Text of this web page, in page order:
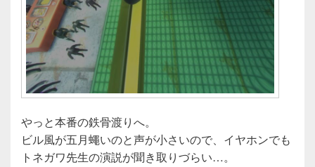
やっと本番の鉄骨渡りへ。
ビル風が五月蠅いのと声が小さいので、イヤホンでも
トネガワ先生の演説が聞き取りづらい…。